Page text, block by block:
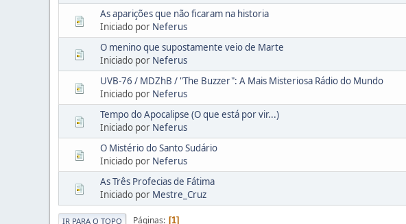
As aparições que não ficaram na historia
Iniciado por Neferus
O menino que supostamente veio de Marte
Iniciado por Neferus
UVB-76 / MDZhB / "The Buzzer": A Mais Misteriosa Rádio do Mundo
Iniciado por Neferus
Tempo do Apocalipse (O que está por vir...)
Iniciado por Neferus
O Mistério do Santo Sudário
Iniciado por Neferus
As Três Profecias de Fátima
Iniciado por Mestre_Cruz
IR PARA O TOPO Páginas 1